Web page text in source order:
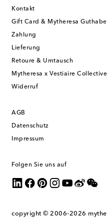
Kontakt
Gift Card & Mytheresa
Zahlung
Lieferung
Retoure & Umtausch
Mytheresa x Vestiaire Collective
Widerruf
AGB
Datenschutz
Impressum
Folgen Sie uns auf
copyright © 2006-2026